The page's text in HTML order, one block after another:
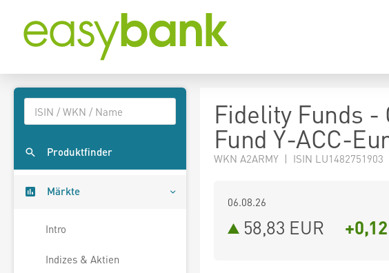
Produktfinder
Märkte
Intro
Indizes & Aktien
Fidelity Funds -
Fund Y-ACC-
WKN A2ARMY | ISIN
06.08.26
58,83 EUR